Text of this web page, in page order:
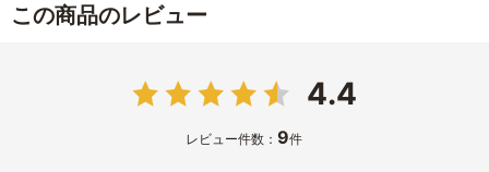
この商品のレビュー
4.4
レビュー件数：9件